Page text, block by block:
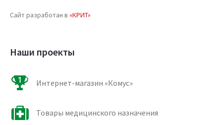
Сайт разработан в «КРИТ»
Наши проекты
Интернет-магазин «Комус»
Товары медицинского назначения